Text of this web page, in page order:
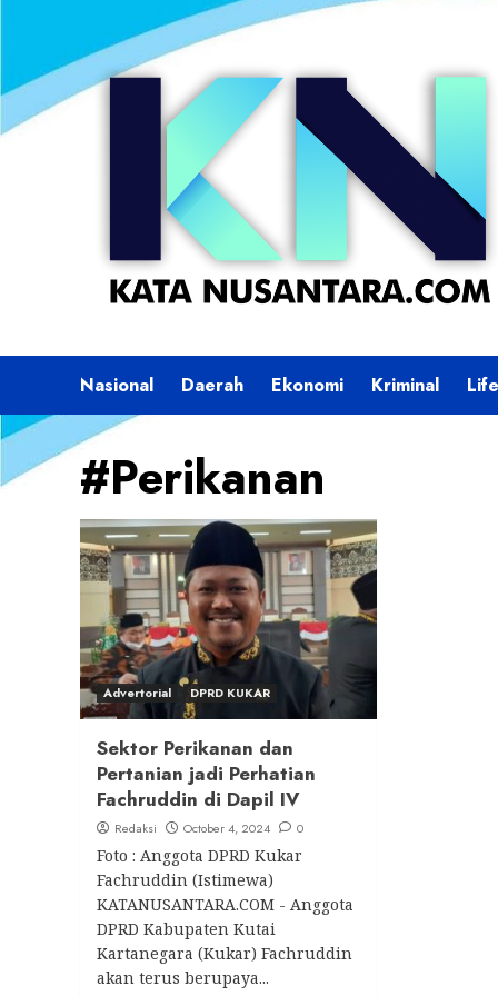
content
Nasional Daerah Ekonomi Kriminal
#Perikanan
Advertorial DPRD KUKAR
Sektor Perikanan dan
Pertanian jadi Perhatian
Fachruddin di Dapil IV
Redaksi October 4, 2024 0
Foto : Anggota DPRD Kukar
Fachruddin (Istimewa)
KATANUSANTARA.COM - Anggota
DPRD Kabupaten Kutai
Kartanegara (Kukar) Fachruddin
akan terus berupaya...